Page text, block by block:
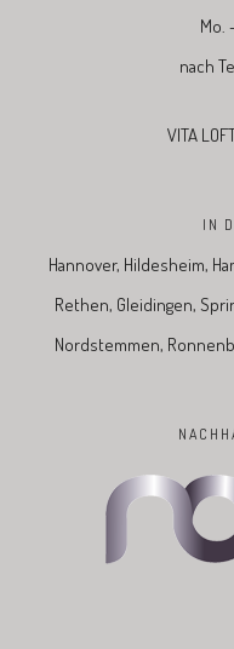
Mo.
nach
VITA
IN
Hannover, Hildesheim,
Rethen, Gleidingen,
Nordstemmen,